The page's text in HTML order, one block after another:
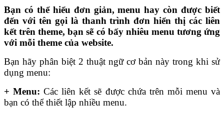
Bạn có thể hiểu đơn giản, menu hay còn được biết
đến với tên gọi là thanh trình đơn hiển thị các liên
kết trên theme, bạn sẽ có bấy nhiêu menu tương ứng
với mỗi theme của website.
Bạn hãy phân biệt 2 thuật ngữ cơ bản này trong khi sử
dụng menu:
+ Menu: Các liên kết sẽ được chứa trên mỗi menu và
bạn có thể thiết lập nhiều menu.